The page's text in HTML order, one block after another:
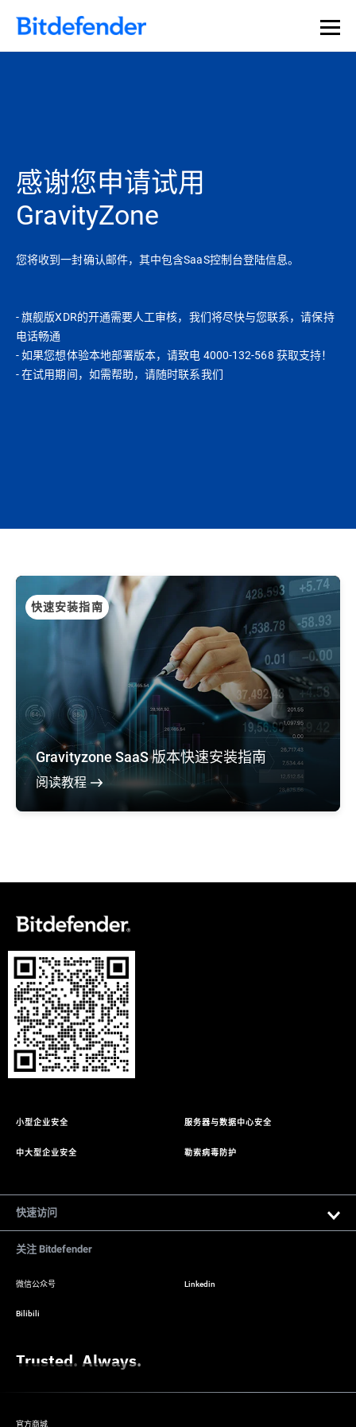
感谢您申请试用
GravityZone
您将收到一封确认邮件，其中包含SaaS控制台登陆信息。
- 旗舰版XDR的开通需要人工审核，我们将尽快与您联系，请保持
电话畅通
- 如果您想体验本地部署版本，请致电 4000-132-568 获取支持！
- 在试用期间，如需帮助，请随时联系我们
快速安装指南
Gravityzone SaaS 版本快速安装指南
阅读教程
小型企业安全
中大型企业安全
服务器与数据中心安全
勒索病毒防护
快速访问
Bitdefender 软件下载
关注 Bitdefender
微信公众号
Bilibili
Linkedin
Trusted. Always.
官方商城